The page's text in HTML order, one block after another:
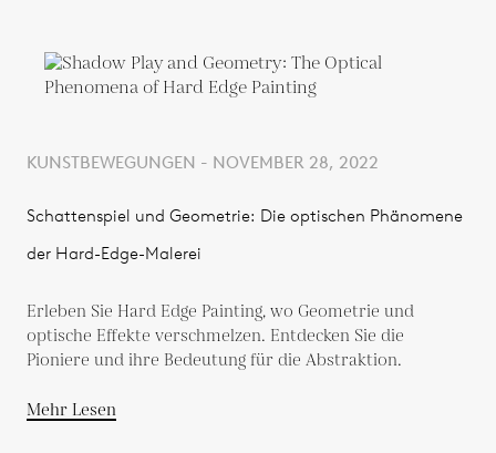
KUNSTBEWEGUNGEN - NOVEMBER 28, 2022
Schattenspiel und Geometrie: Die optischen Phänomene
der Hard-Edge-Malerei
Erleben Sie Hard Edge Painting, wo Geometrie und
optische Effekte verschmelzen. Entdecken Sie die
Pioniere und ihre Bedeutung für die Abstraktion.
Mehr Lesen